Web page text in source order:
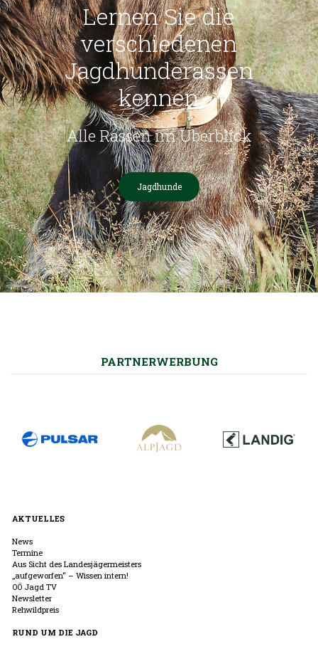
Lernen Sie die
verschiedenen
Jagdhunderassen
kennen
Alle Rassen im Überblick
Jagdhunde
PARTNERWERBUNG
AKTUELLES
News
Termine
Aus Sicht des Landesjägermeisters
„aufgeworfen“ – Wissen intern!
OÖ Jagd TV
Newsletter
Rehwildpreis
RUND UM DIE JAGD